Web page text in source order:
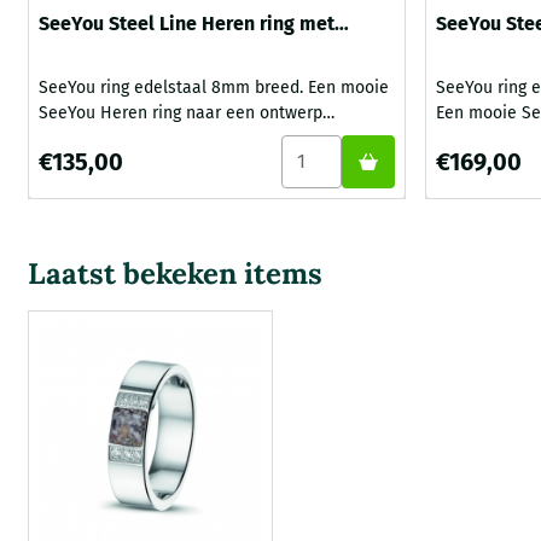
SeeYou Steel Line Heren ring met
SeeYou ring edelstaal 8mm breed. Een mooie
SeeYou Heren ring naar een ontwerp
van edelsmid Rob Leurs. Een klein beetje
crematie-as wordt aangebracht in de
askamer aangebracht in de omtrek van de
hars wordt uitgehard met een speciale UV
lamp bij Gedenk Idee. Hierdoor ontstaat...
Prijs: 135,00
€135,00 Aantal kiezen voor SeeYou
SeeYou
SeeYou ring
Een mooie
ontwerp
beetje
askamer
Prijs: 169,00
€169,00
Laatst bekeken items